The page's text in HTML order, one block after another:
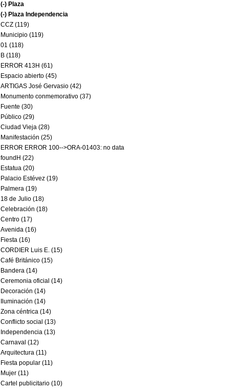
(-) Plaza
(-) Plaza Independencia
CCZ (119)
Municipio (119)
01 (118)
B (118)
ERROR 413H (61)
Espacio abierto (45)
ARTIGAS José Gervasio (42)
Monumento conmemorativo (37)
Fuente (30)
Público (29)
Ciudad Vieja (28)
Manifestación (25)
ERROR ERROR 100-->ORA-01403: no data
foundH (22)
Estatua (20)
Palacio Estévez (19)
Palmera (19)
18 de Julio (18)
Celebración (18)
Centro (17)
Avenida (16)
Fiesta (16)
CORDIER Luis E. (15)
Café Británico (15)
Bandera (14)
Ceremonia oficial (14)
Decoración (14)
Iluminación (14)
Zona céntrica (14)
Conflicto social (13)
Independencia (13)
Carnaval (12)
Arquitectura (11)
Fiesta popular (11)
Mujer (11)
Cartel publicitario (10)